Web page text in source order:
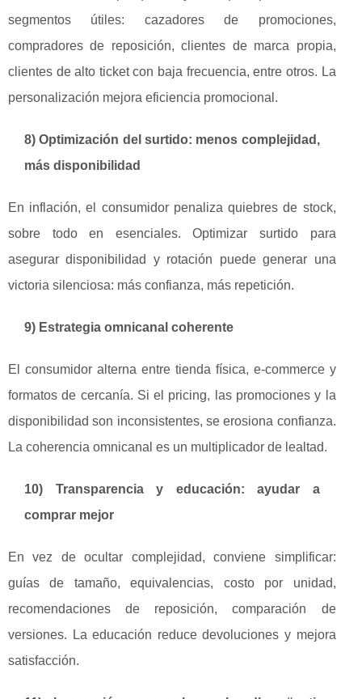
segmentos útiles: cazadores de promociones,
compradores de reposición, clientes de marca propia,
clientes de alto ticket con baja frecuencia, entre otros. La
personalización mejora eficiencia promocional.
8) Optimización del surtido: menos complejidad,
más disponibilidad
En inflación, el consumidor penaliza quiebres de stock,
sobre todo en esenciales. Optimizar surtido para
asegurar disponibilidad y rotación puede generar una
victoria silenciosa: más confianza, más repetición.
9) Estrategia omnicanal coherente
El consumidor alterna entre tienda física, e-commerce y
formatos de cercanía. Si el pricing, las promociones y la
disponibilidad son inconsistentes, se erosiona confianza.
La coherencia omnicanal es un multiplicador de lealtad.
10) Transparencia y educación: ayudar a
comprar mejor
En vez de ocultar complejidad, conviene simplificar:
guías de tamaño, equivalencias, costo por unidad,
recomendaciones de reposición, comparación de
versiones. La educación reduce devoluciones y mejora
satisfacción.